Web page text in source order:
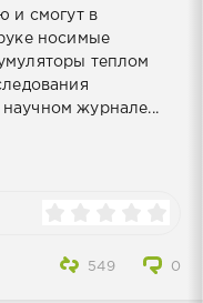
и смогут в
носимые
теплом
журнале...
0
549